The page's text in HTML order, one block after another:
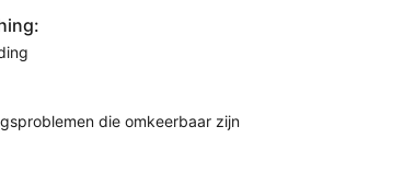
die omkeerbaar zijn